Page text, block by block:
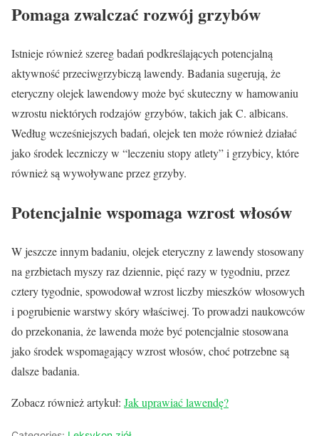
Pomaga zwalczać rozwój grzybów
Istnieje również szereg badań podkreślających potencjalną
aktywność przeciwgrzybiczą lawendy. Badania sugerują, że
eteryczny olejek lawendowy może być skuteczny w hamowaniu
wzrostu niektórych rodzajów grzybów, takich jak C. albicans.
Według wcześniejszych badań, olejek ten może również działać
jako środek leczniczy w “leczeniu stopy atlety” i grzybicy, które
również są wywoływane przez grzyby.
Potencjalnie wspomaga wzrost włosów
W jeszcze innym badaniu, olejek eteryczny z lawendy stosowany
na grzbietach myszy raz dziennie, pięć razy w tygodniu, przez
cztery tygodnie, spowodował wzrost liczby mieszków włosowych
i pogrubienie warstwy skóry właściwej. To prowadzi naukowców
do przekonania, że lawenda może być potencjalnie stosowana
jako środek wspomagający wzrost włosów, choć potrzebne są
dalsze badania.
Zobacz również artykuł: Jak uprawiać lawendę?